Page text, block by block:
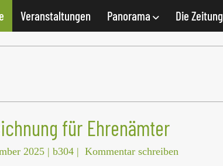
Veranstaltungen Panorama Die Zeitung
für Ehrenämter
2025 | b304 | Kommentar schreiben